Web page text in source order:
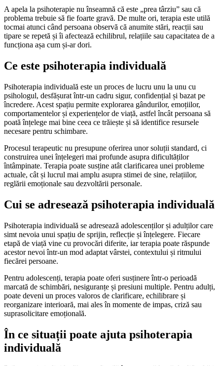
A apela la psihoterapie nu înseamnă că este „prea târziu” sau că
problema trebuie să fie foarte gravă. De multe ori, terapia este utilă
tocmai atunci când persoana observă că anumite stări, reacții sau
tipare se repetă și îi afectează echilibrul, relațiile sau capacitatea de a
funcționa așa cum și-ar dori.
Ce este psihoterapia individuală
Psihoterapia individuală este un proces de lucru unu la unu cu
psihologul, desfășurat într-un cadru sigur, confidențial și bazat pe
încredere. Acest spațiu permite explorarea gândurilor, emoțiilor,
comportamentelor și experiențelor de viață, astfel încât persoana să
poată înțelege mai bine ceea ce trăiește și să identifice resursele
necesare pentru schimbare.
Procesul terapeutic nu presupune oferirea unor soluții standard, ci
construirea unei înțelegeri mai profunde asupra dificultăților
întâmpinate. Terapia poate susține atât clarificarea unei probleme
actuale, cât și lucrul mai amplu asupra stimei de sine, relațiilor,
reglării emoționale sau dezvoltării personale.
Cui se adresează psihoterapia individuală
Psihoterapia individuală se adresează adolescenților și adulților care
simt nevoia unui spațiu de sprijin, reflecție și înțelegere. Fiecare
etapă de viață vine cu provocări diferite, iar terapia poate răspunde
acestor nevoi într-un mod adaptat vârstei, contextului și ritmului
fiecărei persoane.
Pentru adolescenți, terapia poate oferi susținere într-o perioadă
marcată de schimbări, nesiguranțe și presiuni multiple. Pentru adulți,
poate deveni un proces valoros de clarificare, echilibrare și
reorganizare interioară, mai ales în momente de impas, criză sau
suprasolicitare emoțională.
În ce situații poate ajuta psihoterapia
individuală